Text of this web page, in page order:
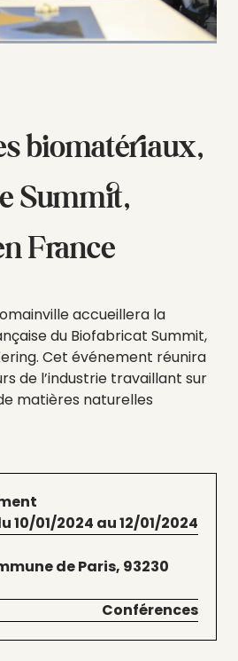
biomatériaux,
Summit,
France
accueillera la
du Biofabricat Summit,
Cet événement réunira
de l’industrie travaillant sur
matières naturelles
10/01/2024 au 12/01/2024
de Paris, 93230
Conférences